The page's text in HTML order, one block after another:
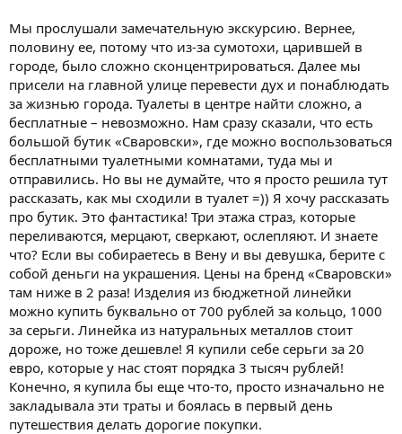
Мы прослушали замечательную экскурсию. Вернее,
половину ее, потому что из-за сумотохи, царившей в
городе, было сложно сконцентрироваться. Далее мы
присели на главной улице перевести дух и понаблюдать
за жизнью города. Туалеты в центре найти сложно, а
бесплатные – невозможно. Нам сразу сказали, что есть
большой бутик «Сваровски», где можно воспользоваться
бесплатными туалетными комнатами, туда мы и
отправились. Но вы не думайте, что я просто решила тут
рассказать, как мы сходили в туалет =)) Я хочу рассказать
про бутик. Это фантастика! Три этажа страз, которые
переливаются, мерцают, сверкают, ослепляют. И знаете
что? Если вы собираетесь в Вену и вы девушка, берите с
собой деньги на украшения. Цены на бренд «Сваровски»
там ниже в 2 раза! Изделия из бюджетной линейки
можно купить буквально от 700 рублей за кольцо, 1000
за серьги. Линейка из натуральных металлов стоит
дороже, но тоже дешевле! Я купили себе серьги за 20
евро, которые у нас стоят порядка 3 тысяч рублей!
Конечно, я купила бы еще что-то, просто изначально не
закладывала эти траты и боялась в первый день
путешествия делать дорогие покупки.